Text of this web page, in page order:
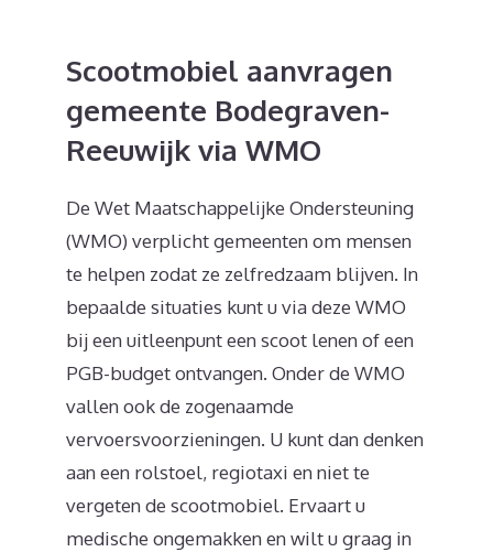
Scootmobiel aanvragen
gemeente Bodegraven-
Reeuwijk via WMO
De Wet Maatschappelijke Ondersteuning
(WMO) verplicht gemeenten om mensen
te helpen zodat ze zelfredzaam blijven. In
bepaalde situaties kunt u via deze WMO
bij een uitleenpunt een scoot lenen of een
PGB-budget ontvangen. Onder de WMO
vallen ook de zogenaamde
vervoersvoorzieningen. U kunt dan denken
aan een rolstoel, regiotaxi en niet te
vergeten de scootmobiel. Ervaart u
medische ongemakken en wilt u graag in